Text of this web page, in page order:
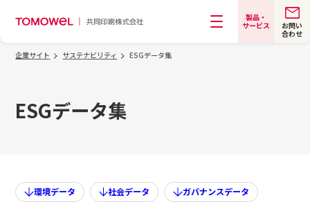
製品・
サービス
お問い
合わせ
企業サイト サステナビリティ ESGデータ集
ESGデータ集
環境データ 社会データ ガバナンスデータ